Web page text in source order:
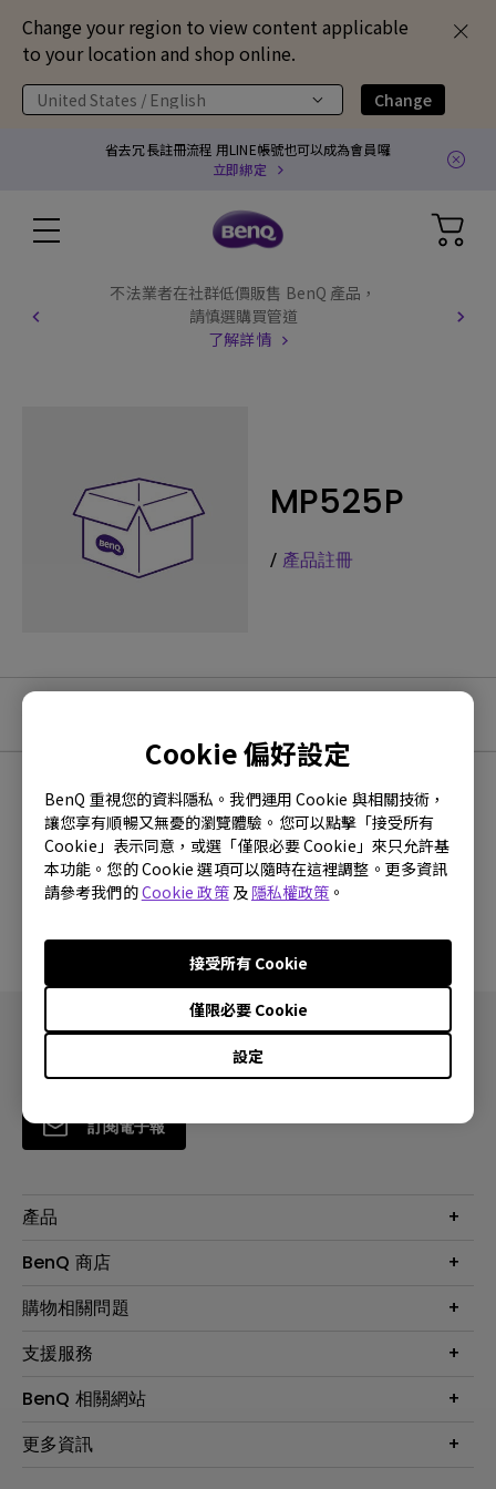
Change your region to view content applicable
to your location and shop online.
United States / English Change
Cookie 偏好設定
BenQ 重視您的資料隱私。我們運用 Cookie 與相關技術，
讓您享有順暢又無憂的瀏覽體驗。您可以點擊「接受所有
Cookie」表示同意，或選「僅限必要 Cookie」來只允許基
本功能。您的 Cookie 選項可以隨時在這裡調整。更多資訊
請參考我們的Cookie 政策及 隱私權政策 。
設定
僅限必要 Cookie
接受所有 Cookie
省去冗長註冊流程 用LINE帳號也可以成為會員囉
立即綁定
不法業者在社群低價販售 BenQ 產品，
請慎選購買管道
了解詳情
MP525P
/ 產品註冊
0 個結果 最新
沒有常見問題的影片
訂閱電子報
產品
大型液晶
投影機
智慧照明
專業拍物視訊鏡頭
BenQ 商店
最新產品與活動
尋找銷售據點
會員綁定LINE教學
購物相關問題
第一次購物就上手
延長保固購買
贈品兌換網站首頁
支援服務
服務公告
保固條例
BenQ 相關網站
專業商用解決方案
更多資訊